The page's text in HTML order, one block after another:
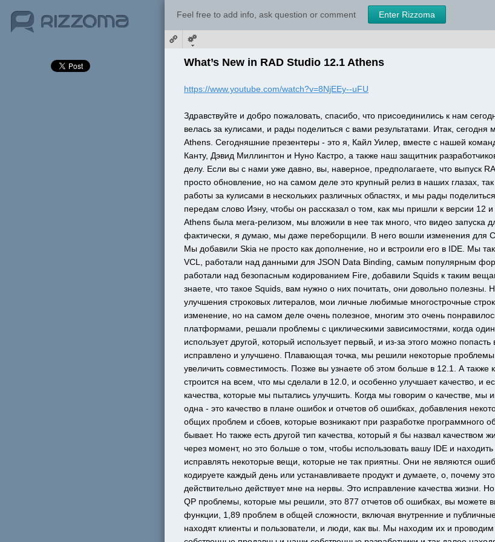
Feel free to add info, ask question or comment Enter Rizzoma
What’s New in RAD Studio 12.1 Athens
https://www.youtube.com/watch?v=8NjEEy--uFU
Здравствуйте и добро пожаловать, спасибо, что присоединились к нам
велась за кулисами, и рады поделиться с вами результатами. Итак,
Athens. Сегодняшние презентеры - это я, Кайл Уилер, вместе с нашей
Канту, Дэвид Миллингтон и Нуно Кастро, а также наш защитник
делу. Если вы с нами уже давно, вы, наверное, предполагаете, что выпуск
просто обновление, но на самом деле это крупный релиз в наших глазах,
работы за кулисами в нескольких различных областях, и мы рады
передам слово Иэну, чтобы он рассказал о том, как мы пришли к версии 12
Athens была мега-релизом, мы вложили в нее так много, что видео запуска
фактически, я думаю, мы даже переборщили. В него вошли изменения для
Мы добавили Skia не просто как дополнение, но и встроили его в IDE. Мы
VCL, работали над данными для JSON Data Binding, самым популярным
работали над безопасным кодированием Fire, добавили Squids к таким
знаете, что такое Squids, вам нужно о них почитать, они довольно полезны.
улучшения строковых литералов, мои личные любимые многострочные
изменение, но на самом деле очень полезное, многим это очень
платформами, решали проблемы с циклическими зависимостями, когда один
использует другой, который использует первый, и из-за этого можно
исправлено и улучшено. Плавающая точка, мы решили некоторые
увеличить совместимость. Позже вы узнаете об этом больше в 12.1. А также
строится на всем, что мы сделали в 12.0, и особенно улучшает качество, и
качества, которые мы пытались улучшить. Когда мы говорим о качестве, мы
одна - это качество в плане ошибок и отчетов об ошибках, добавления
общих проблем и сбоев, которые возникают при разработке программного
бывает. Но также есть другой тип качества, который я бы назвал качеством
через момент, но это больше о том, чтобы использовать вашу IDE и
исправлять некоторые вещи, которые не так приятны. Они не являются
кодируете каждый день или устанавливаете продукт и думаете, о, почему
действительно действует мне на нервы. Это исправление качества жизни.
QP проблемы, которые мы решили, это 877 отчетов об ошибках, вы можете
функции, 1,89 проблем в общей сложности, включая внутренние и
находят клиенты и пользователи, и люди, как вы. Мы находим их и проводим